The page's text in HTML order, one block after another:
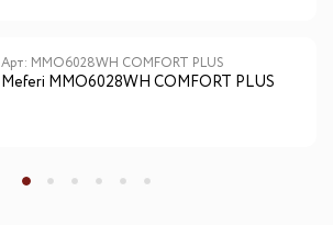
Арт: MMO6028WH COMFORT PLUS
Meferi MMO6028WH COMFORT PLUS